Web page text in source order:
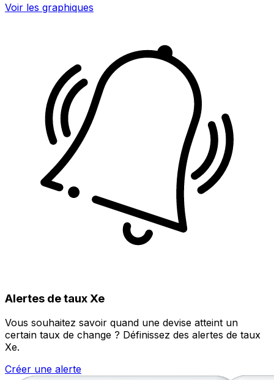
Voir les graphiques
Alertes de taux Xe
Vous souhaitez savoir quand une devise atteint un
certain taux de change ? Définissez des alertes de taux
Xe.
Créer une alerte